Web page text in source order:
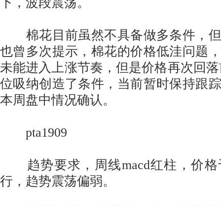
棉花目前虽然不具备做多条件，但
也曾多次提示，棉花的价格低洼问题
未能进入上涨节奏，但是价格再次回
位吸纳创造了条件，当前暂时保持跟
本周盘中情况确认。
pta1909
趋势要求，周线macd红柱，价格
行，趋势震荡偏弱。